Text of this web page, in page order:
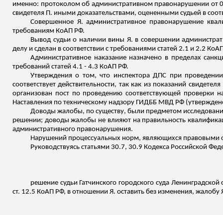
именно: протоколом об административном правонарушении от
свидетеля П. иными доказательствами, оцененными судьей в
Совершенное Я. административное правонарушение
требованиям КоАП РФ.
Вывод судьи о наличии вины Я. в совершении
делу и сделан в соответствии с требованиями статей 2.1 и 2.2
Административное наказание назначено в пределах
требований статей 4.1 - 4.3 КоАП РФ.
Утверждения о том, что инспектора ДПС при
соответствует действительности, так как из показаний
организован пост по проведению соответствующей проверки
Наставления по техническому надзору ГИДББ МВД РФ
Доводы жалобы, по существу, были предметом
решении; доводы жалобы не влияют на правильность
административного правонарушения.
Нарушений процессуальных норм, являющихся правовыми
Руководствуясь статьями 30.7, 30.9 Кодекса Российской
решение судьи Гатчинского городского суда
ст. 12.5 КоАП РФ, в отношении Я. оставить без изменения, жалобу